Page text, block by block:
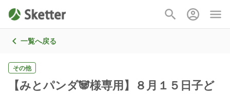
一覧へ戻る
その他
【みとパンダ🐼様専用】８月１５日子ど